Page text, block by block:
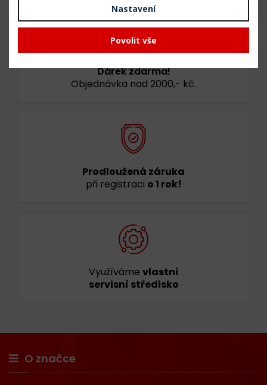
Dárek zdarma!
Objednávka nad 2000,- kč.
Prodloužená záruka
při registraci o 1 rok!
Využíváme vlastní
servisní středisko
O značce
Nastavení
Povolit vše